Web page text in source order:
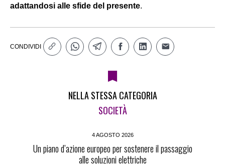
adattandosi alle sfide del presente.
CONDIVIDI
NELLA STESSA CATEGORIA
SOCIETÀ
4 AGOSTO 2026
Un piano d’azione europeo per sostenere il passaggio
alle soluzioni elettriche